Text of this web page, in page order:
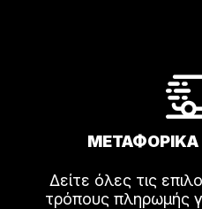
Δείτε όλες τις
τρόπους πληρωμής